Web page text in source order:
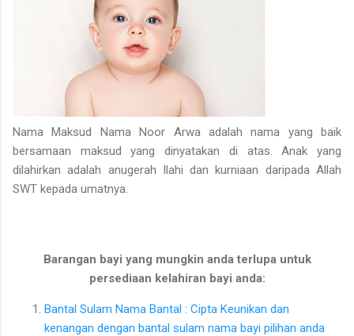
Nama Maksud Nama Noor Arwa adalah nama yang baik
bersamaan maksud yang dinyatakan di atas. Anak yang
dilahirkan adalah anugerah Ilahi dan kurniaan daripada Allah
SWT kepada umatnya.
Barangan bayi yang mungkin anda terlupa untuk
persediaan kelahiran bayi anda:
Bantal Sulam Nama Bantal : Cipta Keunikan dan
kenangan dengan bantal sulam nama bayi pilihan anda